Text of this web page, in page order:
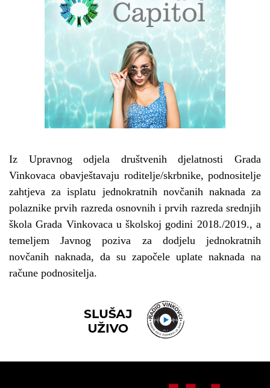
Iz Upravnog odjela društvenih djelatnosti Grada
Vinkovaca obavještavaju roditelje/skrbnike, podnositelje
zahtjeva za isplatu jednokratnih novčanih naknada za
polaznike prvih razreda osnovnih i prvih razreda srednjih
škola Grada Vinkovaca u školskoj godini 2018./2019., a
temeljem Javnog poziva za dodjelu jednokratnih
novčanih naknada, da su započele uplate naknada na
račune podnositelja.